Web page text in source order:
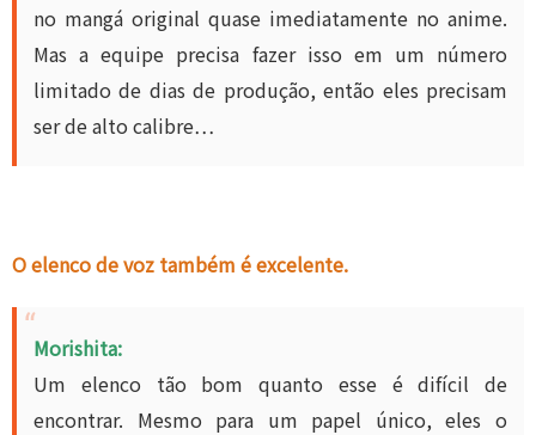
no mangá original quase imediatamente no anime.
Mas a equipe precisa fazer isso em um número
limitado de dias de produção, então eles precisam
ser de alto calibre…
O elenco de voz também é excelente.
Morishita:
Um elenco tão bom quanto esse é difícil de
encontrar. Mesmo para um papel único, eles o